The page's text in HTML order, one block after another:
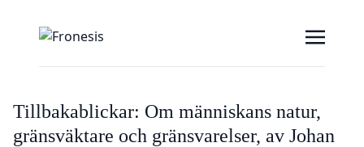
Tillbakablickar: Om människans natur,
gränsväktare och gränsvarelser, av Johan